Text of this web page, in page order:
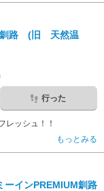
釧路 (旧 天然温
行った
レッシュ！！
もっとみる
ーインPREMIUM釧路